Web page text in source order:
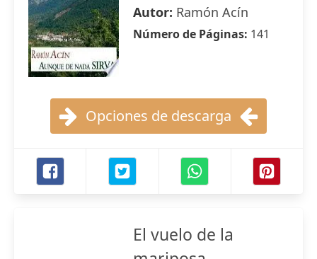
Autor: Ramón Acín
Número de Páginas: 141
Opciones de descarga
El vuelo de la